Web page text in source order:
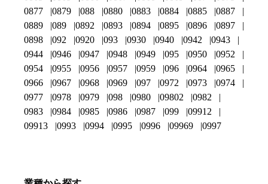
0877
0879 088 0880 0883 0884 0885
0887
0889
089 0892 0893 0894 0895 0896
0897
0898
092 0920 093 0930 0940 0942
0943
0944
0946 0947 0948 0949 095 0950
0952
0954
0955 0956 0957 0959 096 0964
0965
0966
0967 0968 0969 097 0972 0973
0974
0977
0978 0979 098 0980 09802
0982
0983
0984 0985 0986 0987 099
09912
09913
0993 0994 0995 0996 09969 0997